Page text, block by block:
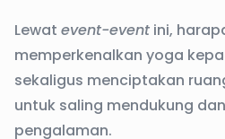
Lewat event-event ini,
memperkenalkan yoga
sekaligus menciptakan
untuk saling mendukung
pengalaman.